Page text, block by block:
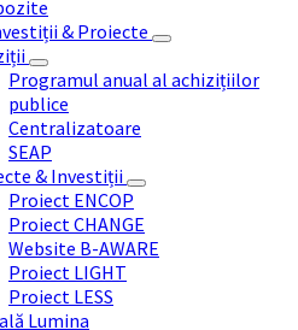
& Proiecte
Programul anual al achizițiilor
publice
Centralizatoare
SEAP
& Investiții
Proiect ENCOP
Proiect CHANGE
Website B-AWARE
Proiect LIGHT
Proiect LESS
Lumina